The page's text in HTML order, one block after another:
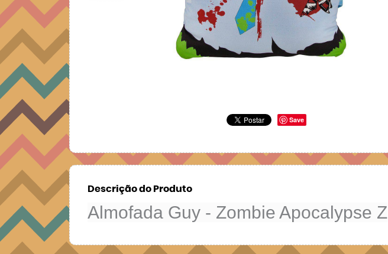
Save
Descrição do Produto
Almofada Guy - Zombie Apocalypse Z